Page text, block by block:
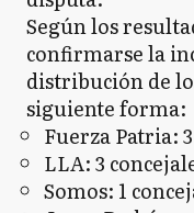
Según los
confirmarse la
distribución de
siguiente forma:
Fuerza
LLA: 3
Somos: 1